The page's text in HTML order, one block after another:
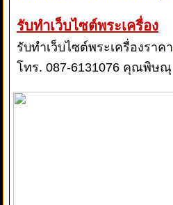
รับทำเว็บไซต์พระเครื่อง
รับทำเว็บไซต์พระเครื่องราคา
โทร. 087-6131076 คุณพิษณุ